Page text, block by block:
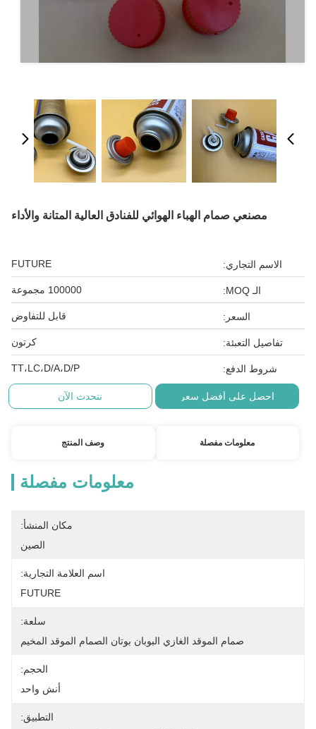
مصنعي صمام الهباء الهوائي للفنادق العالية المتانة والأداء
الاسم التجاري: FUTURE
الـ MOQ: 100000 مجموعة
السعر: قابل للتفاوض
تفاصيل التعبئة: كرتون
شروط الدفع: TT،LC،D/A،D/P
احصل على أفضل سعر نتحدث الآن
معلومات مفصلة وصف المنتج
معلومات مفصلة
مكان المنشأ:
الصين
اسم العلامة التجارية:
FUTURE
سلعة:
صمام الموقد الغازي البوبان بوتان الصمام الموقد المخيم
الحجم:
أنش واحد
التطبيق: